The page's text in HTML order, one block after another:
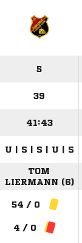
5
39
41:43
U | S | S | U | S
TOM
LIERMANN (6)
54 / 0
4 / 0